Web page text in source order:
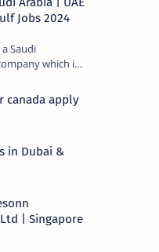
Jobs 2024
Saudi
which is
exchange.
bevera…
canada apply
in Dubai &
| Singapore